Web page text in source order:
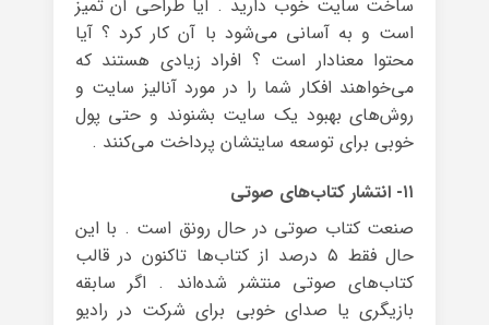
ساخت سایت خوب دارید . آیا طراحی آن تمیز
است و به آسانی می‌شود با آن کار کرد ؟ آیا
محتوا معنادار است ؟ افراد زیادی هستند که
می‌خواهند افکار شما را در مورد آنالیز سایت و
روش‌های بهبود یک سایت بشنوند و حتی پول
خوبی برای توسعه سایتشان پرداخت می‌کنند .
۱۱- انتشار کتاب‌های صوتی
صنعت کتاب صوتی در حال رونق است . با این
حال فقط ۵ درصد از کتاب‌ها تاکنون در قالب
کتاب‌های صوتی منتشر شده‌اند . اگر سابقه
بازیگری یا صدای خوبی برای شرکت در رادیو